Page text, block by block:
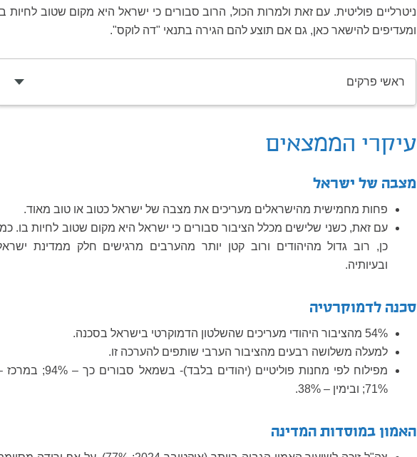
ניטרליים פוליטית. עם זאת ולמרות הכול, הרוב סבורים כי ישראל היא מקום שטוב לחיות
ומעדיפים להישאר כאן, גם אם תוצע להם הגירה בתנאי "דה לוקס".
ראשי פרקים
עיקרי הממצאים
מצבה של ישראל
פחות מחמישית מהישראלים מעריכים את מצבה של ישראל כטוב או טוב מאוד.
עם זאת, כשני שלישים מכלל הציבור סבורים כי ישראל היא מקום שטוב לחיות בו.
כן, רוב גדול מהיהודים ורוב קטן יותר מהערבים מרגישים חלק ממדינת
ובעיותיה.
סכנה לדמוקרטיה
54% מהציבור היהודי מעריכים שהשלטון הדמוקרטי בישראל בסכנה.
למעלה משלושה רבעים מהציבור הערבי שותפים להערכה זו.
מפילוח לפי מחנות פוליטיים (יהודים בלבד)- בשמאל סבורים כך –
71%; ובימין – 38%.
האמון במוסדות המדינה